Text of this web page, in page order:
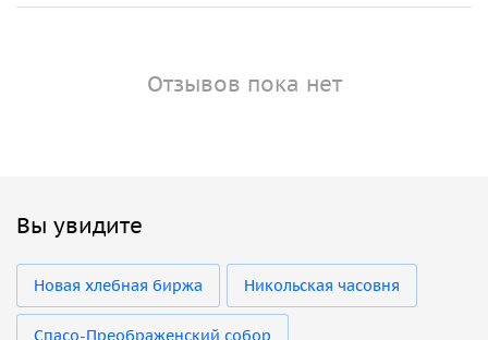
Отзывов пока нет
Вы увидите
Новая хлебная биржа Никольская часовня
Спасо-Преображенский собор